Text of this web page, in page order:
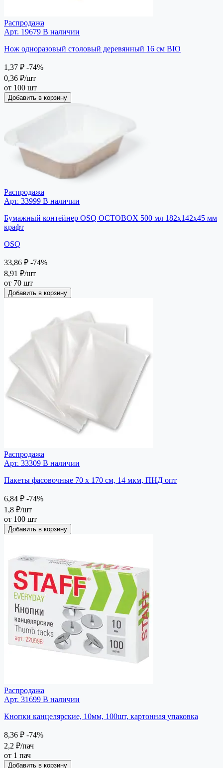
Распродажа
Арт. 19679 В наличии
Нож одноразовый столовый деревянный 16 см BIO
1,37 ₽ -74%
0,36 ₽/шт
от 100 шт
Добавить в корзину
Распродажа
Арт. 33999 В наличии
Бумажный контейнер OSQ OCTOBOX 500 мл 182х142х45 мм
крафт
OSQ
33,86 ₽ -74%
8,91 ₽/шт
от 70 шт
Добавить в корзину
Распродажа
Арт. 33309 В наличии
Пакеты фасовочные 70 х 170 см, 14 мкм, ПНД опт
6,84 ₽ -74%
1,8 ₽/шт
от 100 шт
Добавить в корзину
Распродажа
Арт. 31699 В наличии
Кнопки канцелярские, 10мм, 100шт, картонная упаковка
8,36 ₽ -74%
2,2 ₽/пач
от 1 пач
Добавить в корзину